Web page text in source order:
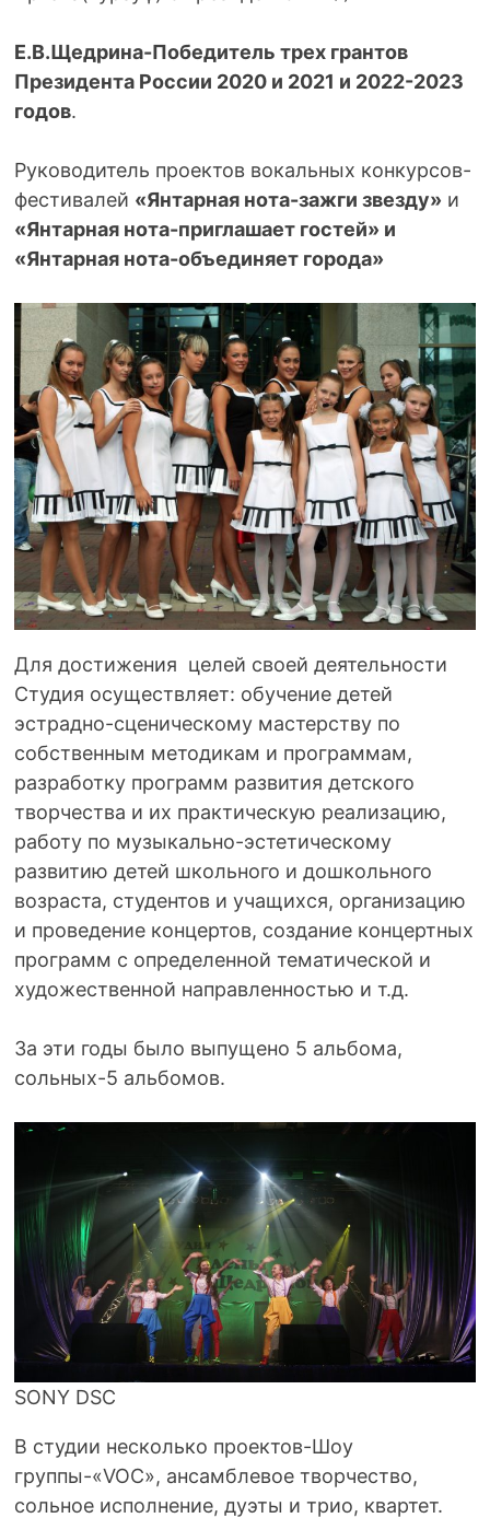
Е.В.Щедрина-Победитель трех грантов
Президента России 2020 и 2021 и 2022-2023
годов.
Руководитель проектов вокальных конкурсов-
фестивалей «Янтарная нота-зажги звезду» и
«Янтарная нота-приглашает гостей» и
«Янтарная нота-объединяет города»
Для достижения целей своей деятельности
Студия осуществляет: обучение детей
эстрадно-сценическому мастерству по
собственным методикам и программам,
разработку программ развития детского
творчества и их практическую реализацию,
работу по музыкально-эстетическому
развитию детей школьного и дошкольного
возраста, студентов и учащихся, организацию
и проведение концертов, создание концертных
программ с определенной тематической и
художественной направленностью и т.д.
За эти годы было выпущено 5 альбома,
сольных-5 альбомов.
SONY DSC
В студии несколько проектов-Шоу
группы-«VOC», ансамблевое творчество,
сольное исполнение, дуэты и трио, квартет.